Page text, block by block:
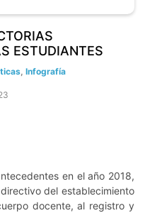
ESTUDIANTES
Infografía
en el año 2018,
del establecimiento
docente, al registro y